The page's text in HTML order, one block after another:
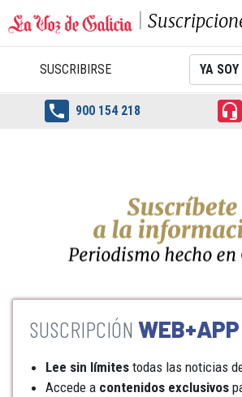
SUSCRIBIRSE YA
 900 154 218 
WEB+APP
Lee sin límites todas las noticias
Accede a contenidos exclusivos